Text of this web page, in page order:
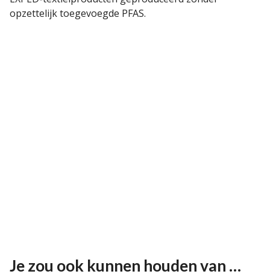
opzettelijk toegevoegde PFAS.
Je zou ook kunnen houden van …